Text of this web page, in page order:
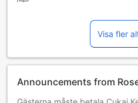
Visa fler
Announcements from